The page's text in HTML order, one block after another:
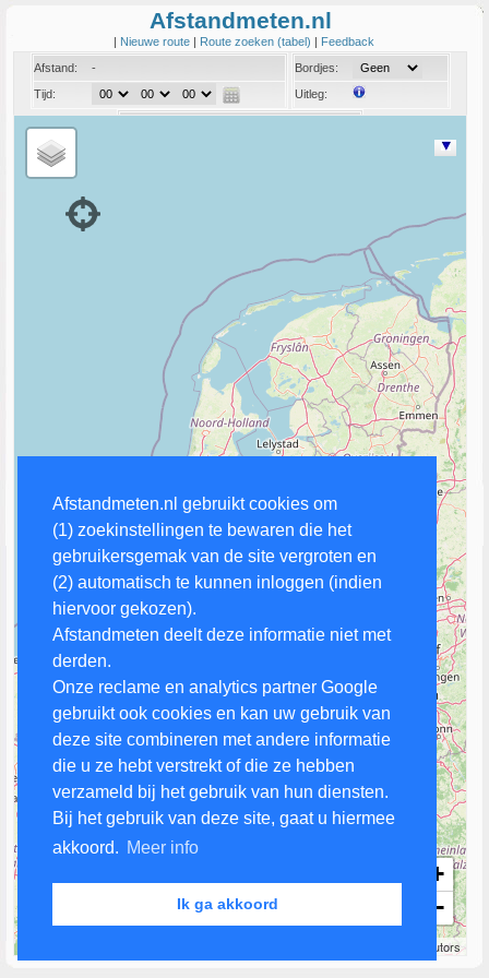
Afstandmeten.nl gebruikt cookies om
(1) zoekinstellingen te bewaren die het
gebruikersgemak van de site vergroten en
(2) automatisch te kunnen inloggen (indien
hiervoor gekozen).
Afstandmeten deelt deze informatie niet met
derden.
Onze reclame en analytics partner Google
gebruikt ook cookies en kan uw gebruik van
deze site combineren met andere informatie
die u ze hebt verstrekt of die ze hebben
verzameld bij het gebruik van hun diensten.
Bij het gebruik van deze site, gaat u hiermee
akkoord. Meer info
Ik ga akkoord
Afstandmeten.nl
| Nieuwe route | Route zoeken (tabel) | Feedback
Afstand:
-
Tijd:
Bordjes:
Uitleg:
+
−
contributors